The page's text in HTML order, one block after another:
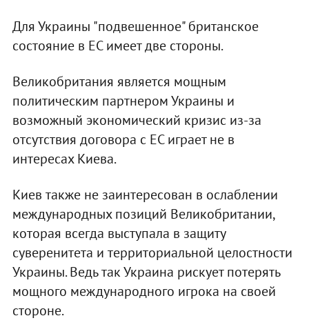
Для Украины "подвешенное" британское
состояние в ЕС имеет две стороны.
Великобритания является мощным
политическим партнером Украины и
возможный экономический кризис из-за
отсутствия договора с ЕС играет не в
интересах Киева.
Киев также не заинтересован в ослаблении
международных позиций Великобритании,
которая всегда выступала в защиту
суверенитета и территориальной целостности
Украины. Ведь так Украина рискует потерять
мощного международного игрока на своей
стороне.